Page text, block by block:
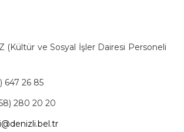
(Kültür ve Sosyal İşler Dairesi Personeli
647 26 85
280 20 20